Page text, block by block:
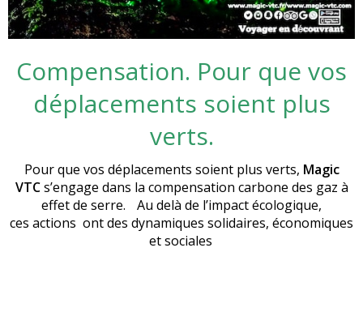
Compensation. Pour que vos
déplacements soient plus
verts.
Pour que vos déplacements soient plus verts, Magic
VTCs’engage dans la compensation carbone des gaz à
effet de serre. Au delà de l’impact écologique,
ces actions ont des dynamiques solidaires, économiques
et sociales